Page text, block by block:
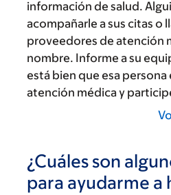
información de salud.
acompañarle a sus citas o
proveedores de atención
nombre. Informe a su
está bien que esa persona
atención médica y
¿Cuáles son
para ayudarme a